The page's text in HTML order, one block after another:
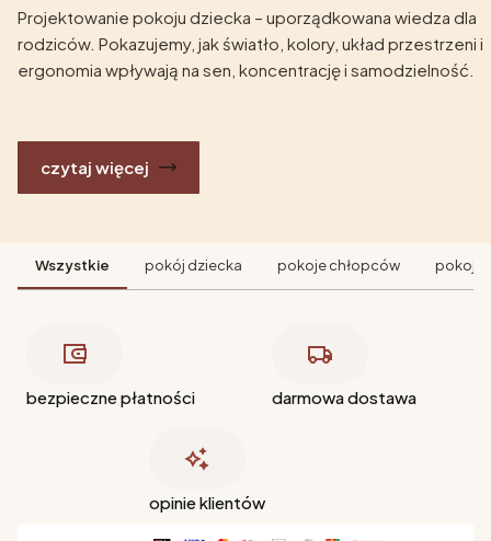
Projektowanie pokoju dziecka – uporządkowana wiedza dla
rodziców. Pokazujemy, jak światło, kolory, układ przestrzeni i
ergonomia wpływają na sen, koncentrację i samodzielność.
czytaj więcej
Wszystkie pokój dziecka pokoje chłopców pokoje
bezpieczne płatności darmowa dostawa
opinie klientów